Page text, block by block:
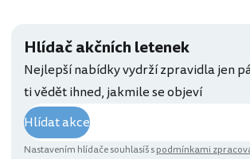
Hlídač akčních letenek
Nejlepší nabídky vydrží zpravidla jen
ti vědět ihned, jakmile se objeví
Hlídat akce
Nastavením hlídače souhlasíš spodmínkami